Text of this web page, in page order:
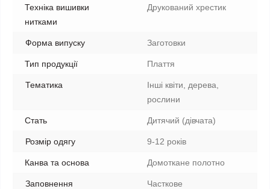
Техніка вишивки
нитками
Друкований хрестик
Форма випуску Заготовки
Тип продукції Плаття
Тематика
Інші квіти, дерева,
рослини
Стать Дитячий (дівчата)
Розмір одягу 9-12 років
Канва та основа Домоткане полотно
Заповнення Часткове